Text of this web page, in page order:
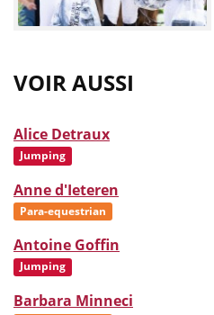
VOIR AUSSI
Alice Detraux
Jumping
Anne d'Ieteren
Para-equestrian
Antoine Goffin
Jumping
Barbara Minneci